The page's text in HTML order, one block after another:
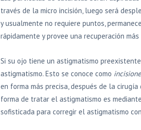
través de la micro incisión, luego será
y usualmente no requiere puntos,
rápidamente y provee una recuperación
Si su ojo tiene un astigmatismo
astigmatismo. Esto se conoce como
en forma más precisa, después de la
forma de tratar el astigmatismo es
sofisticada para corregir el astigmatismo